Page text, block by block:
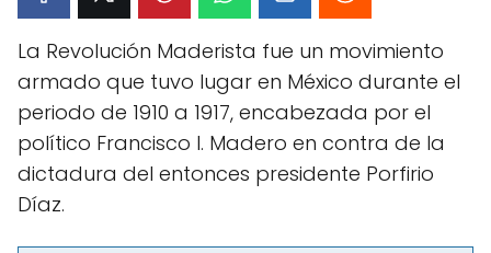
La Revolución Maderista fue un movimiento
armado que tuvo lugar en México durante el
periodo de 1910 a 1917, encabezada por el
político Francisco I. Madero en contra de la
dictadura del entonces presidente Porfirio
Díaz.